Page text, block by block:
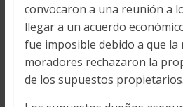
convocaron a una reunión a
llegar a un acuerdo
fue imposible debido a que la
moradores rechazaron la
de los supuestos propietarios.